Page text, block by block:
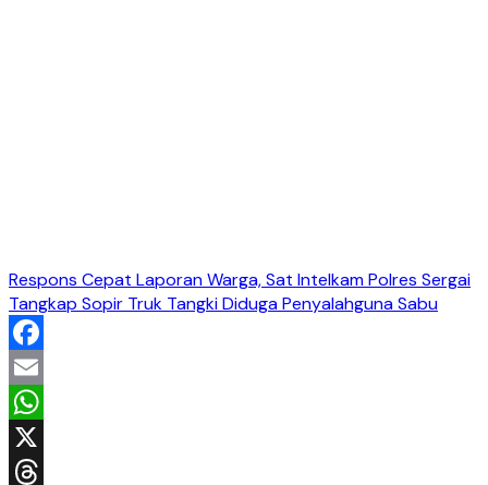
Respons Cepat Laporan Warga, Sat Intelkam Polres Sergai
Tangkap Sopir Truk Tangki Diduga Penyalahguna Sabu
Facebook
Email
WhatsApp
X